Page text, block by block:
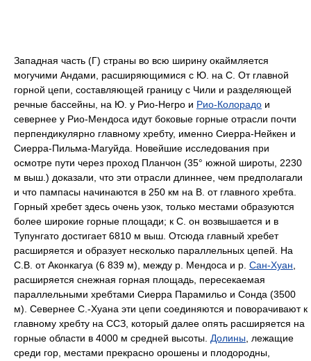
Западная часть (Г) страны во всю ширину окаймляется
могучими Андами, расширяющимися с Ю. на С. От главной
горной цепи, составляющей границу с Чили и разделяющей
речные бассейны, на Ю. у Рио-Негро и Рио-Колорадо и
севернее у Рио-Мендоса идут боковые горные отрасли почти
перпендикулярно главному хребту, именно Сиерра-Нейкен и
Сиерра-Пильма-Магуйда. Новейшие исследования при
осмотре пути через проход Планчон (35° южной широты, 2230
м выш.) доказали, что эти отрасли длиннее, чем предполагали
и что пампасы начинаются в 250 км на В. от главного хребта.
Горный хребет здесь очень узок, только местами образуются
более широкие горные площади; к С. он возвышается и в
Тупунгато достигает 6810 м выш. Отсюда главный хребет
расширяется и образует несколько параллельных цепей. На
С.В. от Аконкагуа (6 839 м), между р. Мендоса и р. Сан-Хуан
расширяется снежная горная площадь, пересекаемая
параллельными хребтами Сиерра Парамильо и Сонда (3500
м). Севернее С.-Хуана эти цепи соединяются и поворачивают к
главному хребту на ССЗ, который далее опять расширяется на
горные области в 4000 м средней высоты. Долины , лежащие
среди гор, местами прекрасно орошены и плодородны,